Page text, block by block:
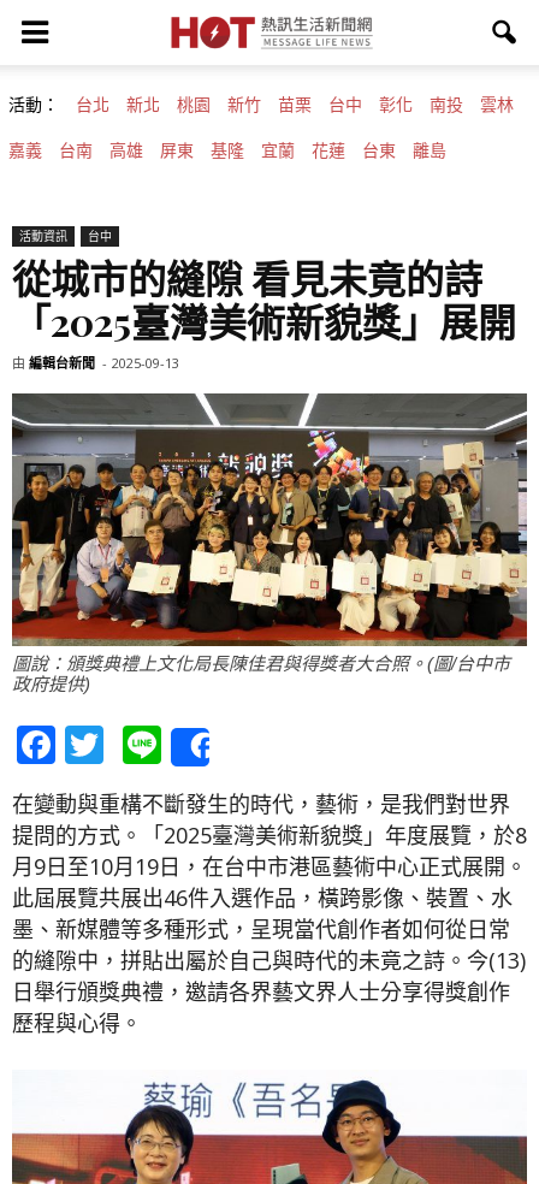
活動： 台北 新北 桃園 新竹 苗栗 台中 彰化 南投 雲林
嘉義 台南 高雄 屏東 基隆 宜蘭 花蓮 台東 離島
活動資訊 台中
從城市的縫隙 看見未竟的詩
「2025臺灣美術新貌獎」展開
由 編輯台新聞 - 2025-09-13
圖說：頒獎典禮上文化局長陳佳君與得獎者大合照。(圖/台中市
政府提供)
Facebook
Twitter
Line
在變動與重構不斷發生的時代，藝術，是我們對世界
提問的方式。「2025臺灣美術新貌獎」年度展覽，於8
月9日至10月19日，在台中市港區藝術中心正式展開。
此屆展覽共展出46件入選作品，橫跨影像、裝置、水
墨、新媒體等多種形式，呈現當代創作者如何從日常
的縫隙中，拼貼出屬於自己與時代的未竟之詩。今(13)
日舉行頒獎典禮，邀請各界藝文界人士分享得獎創作
歷程與心得。